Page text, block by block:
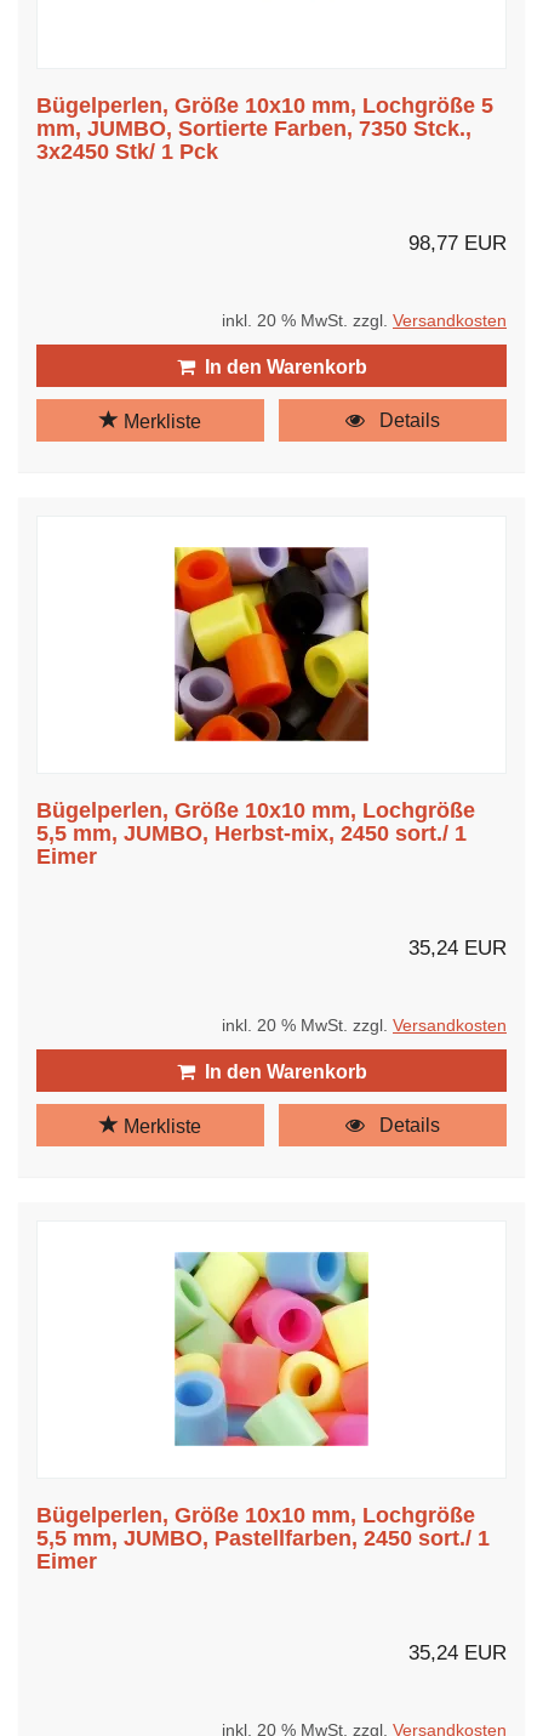
Bügelperlen, Größe 10x10 mm, Lochgröße 5
mm, JUMBO, Sortierte Farben, 7350 Stck.,
3x2450 Stk/ 1 Pck
98,77 EUR
inkl. 20 % MwSt. zzgl. Versandkosten
In den Warenkorb
Merkliste Details
Bügelperlen, Größe 10x10 mm, Lochgröße
5,5 mm, JUMBO, Herbst-mix, 2450 sort./ 1
Eimer
35,24 EUR
inkl. 20 % MwSt. zzgl. Versandkosten
In den Warenkorb
Merkliste Details
Bügelperlen, Größe 10x10 mm, Lochgröße
5,5 mm, JUMBO, Pastellfarben, 2450 sort./ 1
Eimer
35,24 EUR
inkl. 20 % MwSt. zzgl. Versandkosten